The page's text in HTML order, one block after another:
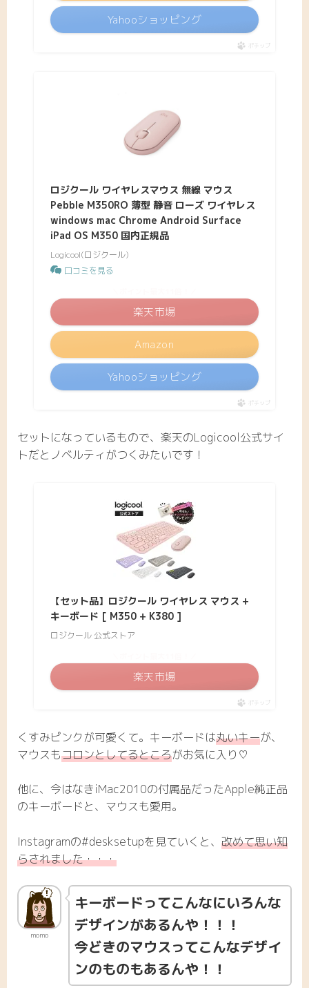
Yahooショッピング
ポチップ
ロジクール ワイヤレスマウス 無線 マウス
Pebble M350RO 薄型 静音 ローズ ワイヤレス
windows mac Chrome Android Surface
iPad OS M350 国内正規品
Logicool(ロジクール)
口コミを見る
Amazon
楽天市場
Yahooショッピング
ポチップ
セットになっているもので、楽天のLogicool公式サイ
トだとノベルティがつくみたいです！
【セット品】ロジクール ワイヤレス マウス +
キーボード [ M350 + K380 ]
ロジクール 公式ストア
楽天市場
ポチップ
くすみピンクが可愛くて。キーボードは丸いキーが、
マウスもコロンとしてるところがお気に入り♡
他に、今はなきiMac2010の付属品だったApple純正品
のキーボードと、マウスも愛用。
Instagramの#desksetupを見ていくと、 改めて思い知
らされました・・・
momo
キーボードってこんなにいろんな
デザインがあるんや！！！
今どきのマウスってこんなデザイ
ンのものもあるんや！！